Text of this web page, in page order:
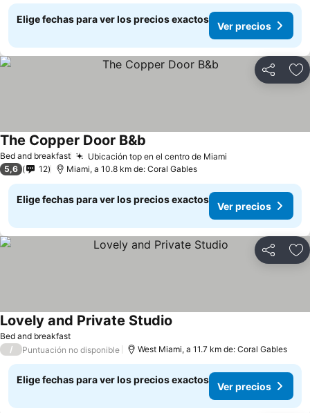
Elige fechas para ver los precios exactos
Ver precios
Compartir
Bed and breakfast Ubicación top en el centro de Miami
The Copper Door B&b
5,6 12 Miami, a 10.8 km de: Coral Gables
Elige fechas para ver los precios exactos
Ver precios
Compartir
Bed and breakfast
Lovely and Private Studio
/ Puntuación no disponible West Miami, a 11.7 km de: Coral Gables
Elige fechas para ver los precios exactos
Ver precios